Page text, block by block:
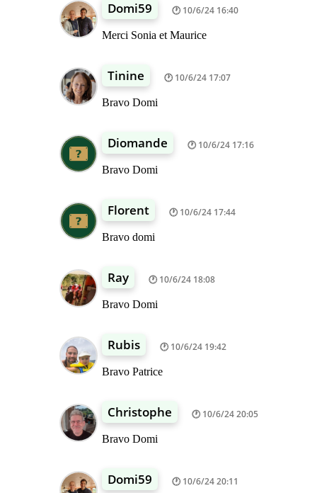
Domi59 10/6/24 16:40
Merci Sonia et Maurice
Tinine 10/6/24 17:07
Bravo Domi
Diomande 10/6/24 17:16
Bravo Domi
Florent 10/6/24 17:44
Bravo domi
Ray 10/6/24 18:08
Bravo Domi
Rubis 10/6/24 19:42
Bravo Patrice
Christophe 10/6/24 20:05
Bravo Domi
Domi59 10/6/24 20:11